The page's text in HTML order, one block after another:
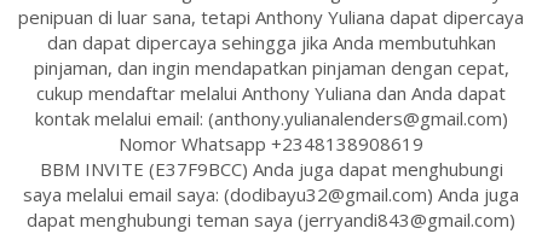
penipuan di luar sana, tetapi Anthony Yuliana dapat dipercaya
dan dapat dipercaya sehingga jika Anda membutuhkan
pinjaman, dan ingin mendapatkan pinjaman dengan cepat,
cukup mendaftar melalui Anthony Yuliana dan Anda dapat
kontak melalui email: (anthony.yulianalenders@gmail.com)
Nomor Whatsapp +2348138908619
BBM INVITE (E37F9BCC) Anda juga dapat menghubungi
saya melalui email saya: (dodibayu32@gmail.com) Anda juga
dapat menghubungi teman saya (jerryandi843@gmail.com)